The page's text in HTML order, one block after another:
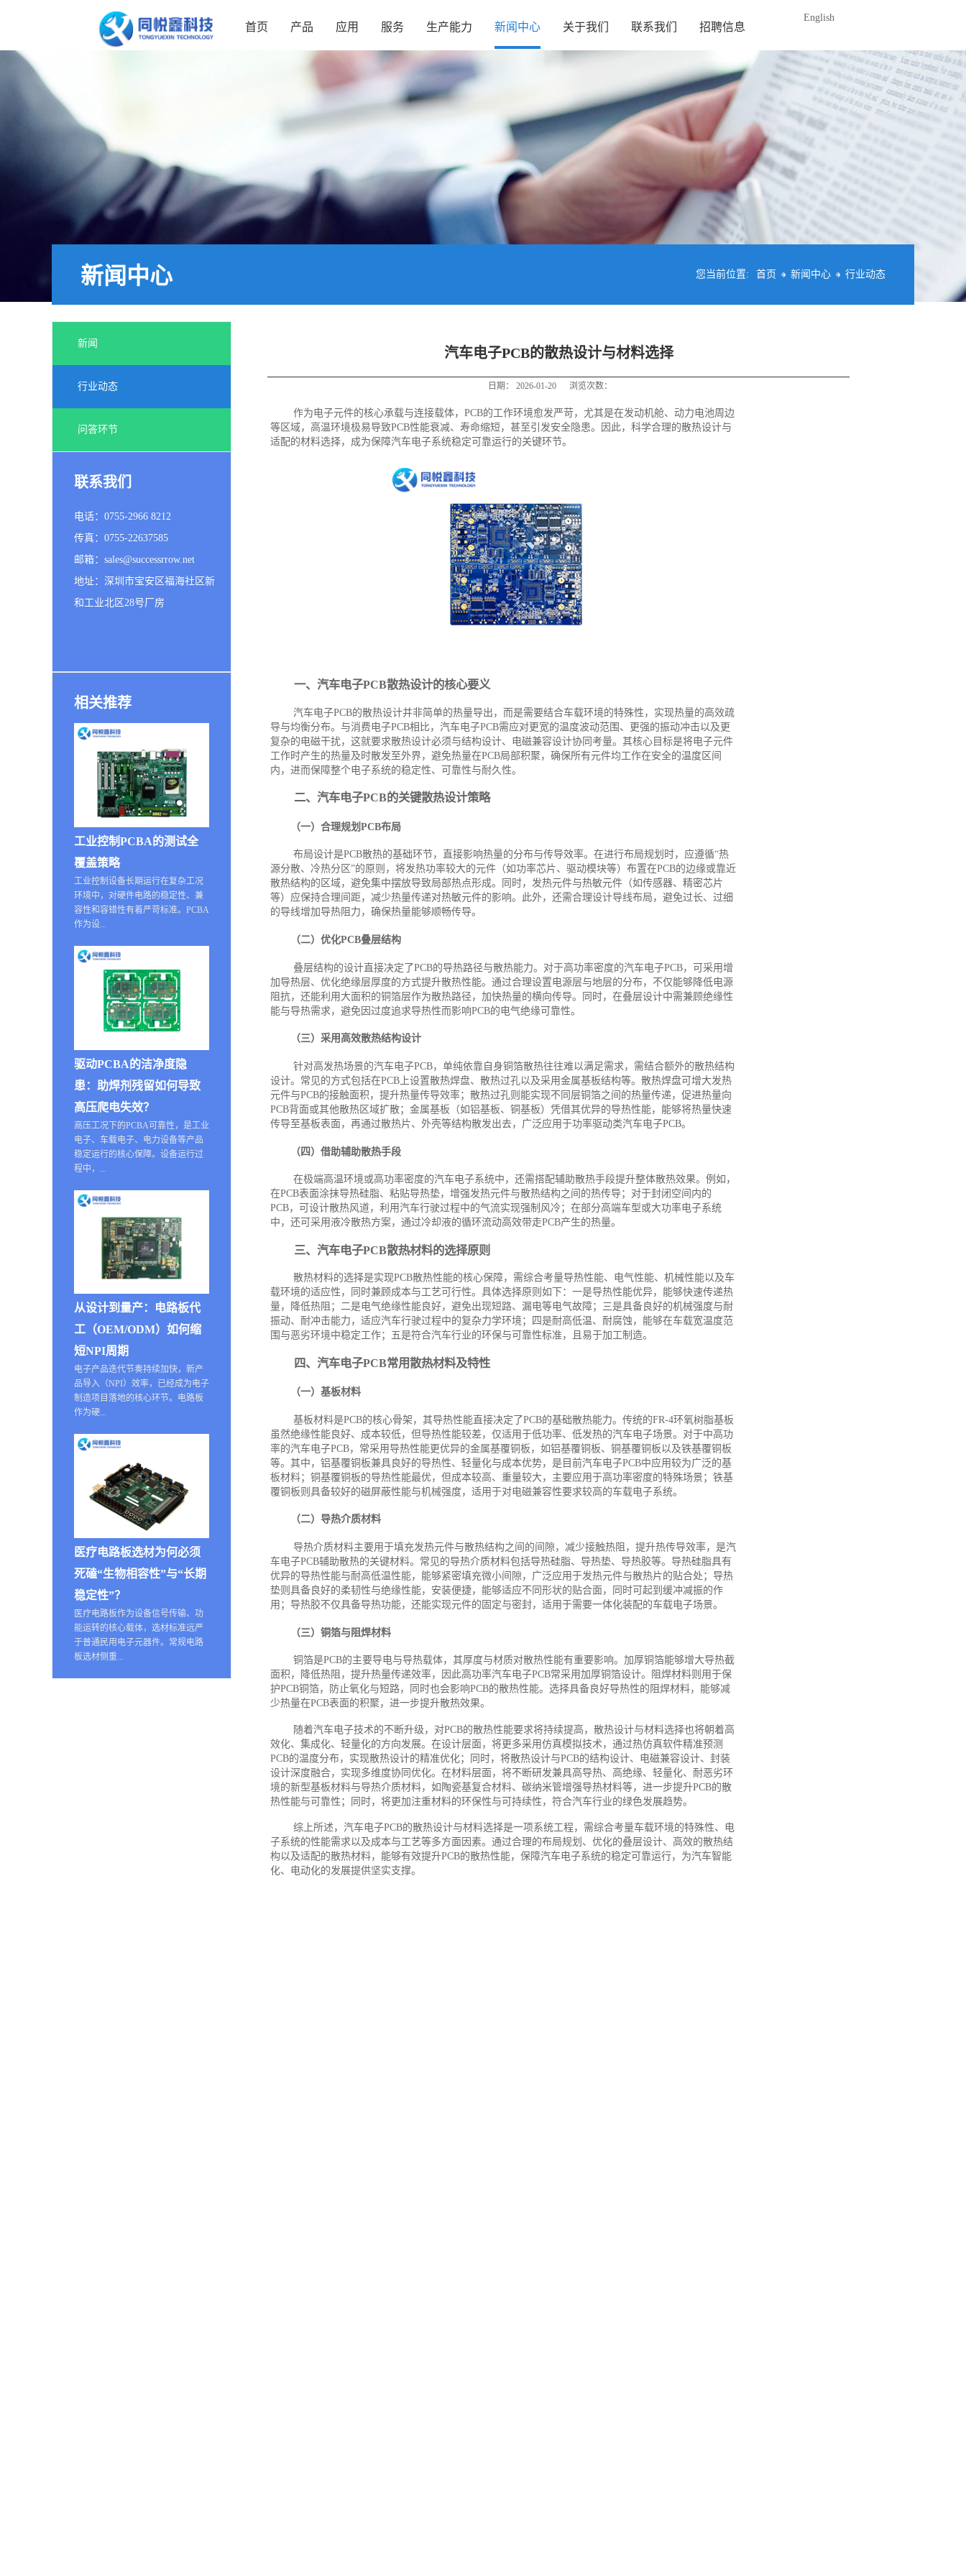
首页 产品 应用 服务 生产能力 新闻中心 关于我们 联系我们 招聘信息
English
您当前位置: 首页 新闻中心 行业动态
新闻中心
新闻
行业动态
问答环节
联系我们
电话：0755-2966 8212
传真：0755-22637585
邮箱：sales@successrrow.net
地址：深圳市宝安区福海社区新
和工业北区28号厂房
相关推荐
工业控制PCBA的测试全
覆盖策略
工业控制设备长期运行在复杂工况
环境中，对硬件电路的稳定性、兼
容性和容错性有着严苛标准。PCBA
作为设...
驱动PCBA的洁净度隐
患：助焊剂残留如何导致
高压爬电失效？
高压工况下的PCBA可靠性，是工业
电子、车载电子、电力设备等产品
稳定运行的核心保障。设备运行过
程中，...
从设计到量产：电路板代
工（OEM/ODM）如何缩
短NPI周期
电子产品迭代节奏持续加快，新产
品导入（NPI）效率，已经成为电子
制造项目落地的核心环节。电路板
作为硬...
医疗电路板选材为何必须
死磕“生物相容性”与“长期
稳定性”？
医疗电路板作为设备信号传输、功
能运转的核心载体，选材标准远严
于普通民用电子元器件。常规电路
板选材侧重...
汽车电子PCB的散热设计与材料选择
日期： 2026-01-20 浏览次数：
作为电子元件的核心承载与连接载体，PCB的工作环境愈发严苛，尤其是在发动机舱、动力电池周边
等区域，高温环境极易导致PCB性能衰减、寿命缩短，甚至引发安全隐患。因此，科学合理的散热设计与
适配的材料选择，成为保障汽车电子系统稳定可靠运行的关键环节。
一、汽车电子PCB散热设计的核心要义
汽车电子PCB的散热设计并非简单的热量导出，而是需要结合车载环境的特殊性，实现热量的高效疏
导与均衡分布。与消费电子PCB相比，汽车电子PCB需应对更宽的温度波动范围、更强的振动冲击以及更
复杂的电磁干扰，这就要求散热设计必须与结构设计、电磁兼容设计协同考量。其核心目标是将电子元件
工作时产生的热量及时散发至外界，避免热量在PCB局部积聚，确保所有元件均工作在安全的温度区间
内，进而保障整个电子系统的稳定性、可靠性与耐久性。
二、汽车电子PCB的关键散热设计策略
（一）合理规划PCB布局
布局设计是PCB散热的基础环节，直接影响热量的分布与传导效率。在进行布局规划时，应遵循“热
源分散、冷热分区”的原则，将发热功率较大的元件（如功率芯片、驱动模块等）布置在PCB的边缘或靠近
散热结构的区域，避免集中摆放导致局部热点形成。同时，发热元件与热敏元件（如传感器、精密芯片
等）应保持合理间距，减少热量传递对热敏元件的影响。此外，还需合理设计导线布局，避免过长、过细
的导线增加导热阻力，确保热量能够顺畅传导。
（二）优化PCB叠层结构
叠层结构的设计直接决定了PCB的导热路径与散热能力。对于高功率密度的汽车电子PCB，可采用增
加导热层、优化绝缘层厚度的方式提升散热性能。通过合理设置电源层与地层的分布，不仅能够降低电源
阻抗，还能利用大面积的铜箔层作为散热路径，加快热量的横向传导。同时，在叠层设计中需兼顾绝缘性
能与导热需求，避免因过度追求导热性而影响PCB的电气绝缘可靠性。
（三）采用高效散热结构设计
针对高发热场景的汽车电子PCB，单纯依靠自身铜箔散热往往难以满足需求，需结合额外的散热结构
设计。常见的方式包括在PCB上设置散热焊盘、散热过孔以及采用金属基板结构等。散热焊盘可增大发热
元件与PCB的接触面积，提升热量传导效率；散热过孔则能实现不同层铜箔之间的热量传递，促进热量向
PCB背面或其他散热区域扩散；金属基板（如铝基板、铜基板）凭借其优异的导热性能，能够将热量快速
传导至基板表面，再通过散热片、外壳等结构散发出去，广泛应用于功率驱动类汽车电子PCB。
（四）借助辅助散热手段
在极端高温环境或高功率密度的汽车电子系统中，还需搭配辅助散热手段提升整体散热效果。例如，
在PCB表面涂抹导热硅脂、粘贴导热垫，增强发热元件与散热结构之间的热传导；对于封闭空间内的
PCB，可设计散热风道，利用汽车行驶过程中的气流实现强制风冷；在部分高端车型或大功率电子系统
中，还可采用液冷散热方案，通过冷却液的循环流动高效带走PCB产生的热量。
三、汽车电子PCB散热材料的选择原则
散热材料的选择是实现PCB散热性能的核心保障，需综合考量导热性能、电气性能、机械性能以及车
载环境的适应性，同时兼顾成本与工艺可行性。具体选择原则如下：一是导热性能优异，能够快速传递热
量，降低热阻；二是电气绝缘性能良好，避免出现短路、漏电等电气故障；三是具备良好的机械强度与耐
振动、耐冲击能力，适应汽车行驶过程中的复杂力学环境；四是耐高低温、耐腐蚀，能够在车载宽温度范
围与恶劣环境中稳定工作；五是符合汽车行业的环保与可靠性标准，且易于加工制造。
四、汽车电子PCB常用散热材料及特性
（一）基板材料
基板材料是PCB的核心骨架，其导热性能直接决定了PCB的基础散热能力。传统的FR-4环氧树脂基板
虽然绝缘性能良好、成本较低，但导热性能较差，仅适用于低功率、低发热的汽车电子场景。对于中高功
率的汽车电子PCB，常采用导热性能更优异的金属基覆铜板，如铝基覆铜板、铜基覆铜板以及铁基覆铜板
等。其中，铝基覆铜板兼具良好的导热性、轻量化与成本优势，是目前汽车电子PCB中应用较为广泛的基
板材料；铜基覆铜板的导热性能最优，但成本较高、重量较大，主要应用于高功率密度的特殊场景；铁基
覆铜板则具备较好的磁屏蔽性能与机械强度，适用于对电磁兼容性要求较高的车载电子系统。
（二）导热介质材料
导热介质材料主要用于填充发热元件与散热结构之间的间隙，减少接触热阻，提升热传导效率，是汽
车电子PCB辅助散热的关键材料。常见的导热介质材料包括导热硅脂、导热垫、导热胶等。导热硅脂具有
优异的导热性能与耐高低温性能，能够紧密填充微小间隙，广泛应用于发热元件与散热片的贴合处；导热
垫则具备良好的柔韧性与绝缘性能，安装便捷，能够适应不同形状的贴合面，同时可起到缓冲减振的作
用；导热胶不仅具备导热功能，还能实现元件的固定与密封，适用于需要一体化装配的车载电子场景。
（三）铜箔与阻焊材料
铜箔是PCB的主要导电与导热载体，其厚度与材质对散热性能有重要影响。加厚铜箔能够增大导热截
面积，降低热阻，提升热量传递效率，因此高功率汽车电子PCB常采用加厚铜箔设计。阻焊材料则用于保
护PCB铜箔，防止氧化与短路，同时也会影响PCB的散热性能。选择具备良好导热性的阻焊材料，能够减
少热量在PCB表面的积聚，进一步提升散热效果。
随着汽车电子技术的不断升级，对PCB的散热性能要求将持续提高，散热设计与材料选择也将朝着高
效化、集成化、轻量化的方向发展。在设计层面，将更多采用仿真模拟技术，通过热仿真软件精准预测
PCB的温度分布，实现散热设计的精准优化；同时，将散热设计与PCB的结构设计、电磁兼容设计、封装
设计深度融合，实现多维度协同优化。在材料层面，将不断研发兼具高导热、高绝缘、轻量化、耐恶劣环
境的新型基板材料与导热介质材料，如陶瓷基复合材料、碳纳米管增强导热材料等，进一步提升PCB的散
热性能与可靠性；同时，将更加注重材料的环保性与可持续性，符合汽车行业的绿色发展趋势。
综上所述，汽车电子PCB的散热设计与材料选择是一项系统工程，需综合考量车载环境的特殊性、电
子系统的性能需求以及成本与工艺等多方面因素。通过合理的布局规划、优化的叠层设计、高效的散热结
构以及适配的散热材料，能够有效提升PCB的散热性能，保障汽车电子系统的稳定可靠运行，为汽车智能
化、电动化的发展提供坚实支撑。